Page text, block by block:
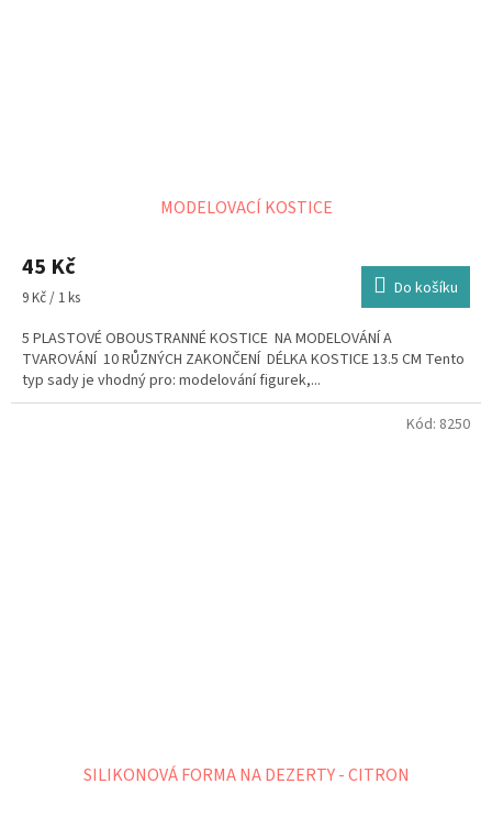
MODELOVACÍ KOSTICE
45 Kč
Měrná
9 Kč / 1 ks Do košíku
5 PLASTOVÉ OBOUSTRANNÉ KOSTICE NA MODELOVÁNÍ A
TVAROVÁNÍ 10 RŮZNÝCH ZAKONČENÍ DÉLKA KOSTICE 13.5 CM Tento
typ sady je vhodný pro: modelování figurek,...
SILIKONOVÁ FORMA NA DEZERTY - CITRON
Kód: 8250